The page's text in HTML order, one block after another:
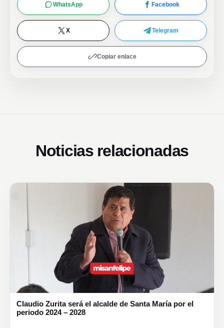
WhatsApp Facebook
X Telegram
Copiar enlace
Noticias relacionadas
Claudio Zurita será el alcalde de Santa María por el
periodo 2024 – 2028